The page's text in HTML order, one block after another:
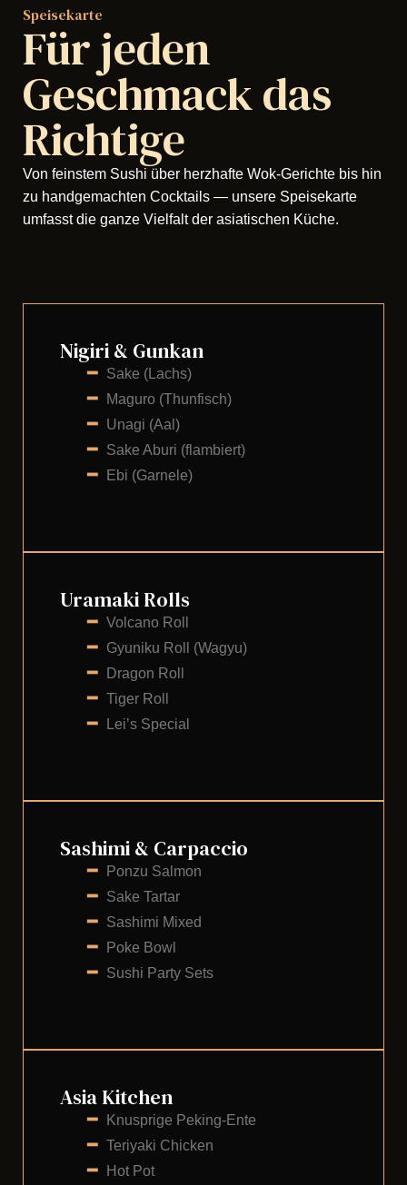
Speisekarte
Für jeden
Geschmack das
Richtige
Von feinstem Sushi über herzhafte Wok-Gerichte bis hin
zu handgemachten Cocktails — unsere Speisekarte
umfasst die ganze Vielfalt der asiatischen Küche.
Nigiri & Gunkan
━ Sake (Lachs)
━ Maguro (Thunfisch)
━ Unagi (Aal)
━ Sake Aburi (flambiert)
━ Ebi (Garnele)
Uramaki Rolls
━ Volcano Roll
━ Gyuniku Roll (Wagyu)
━ Dragon Roll
━ Tiger Roll
━ Lei’s Special
Sashimi & Carpaccio
━ Ponzu Salmon
━ Sake Tartar
━ Sashimi Mixed
━ Poke Bowl
━ Sushi Party Sets
Asia Kitchen
━ Knusprige Peking-Ente
━ Teriyaki Chicken
━ Hot Pot